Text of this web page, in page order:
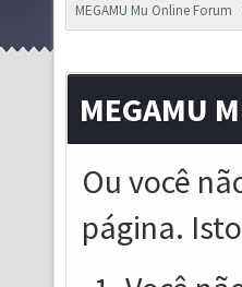
MEGAMU Mu Online Forum
MEGAMU
Ou você
página.